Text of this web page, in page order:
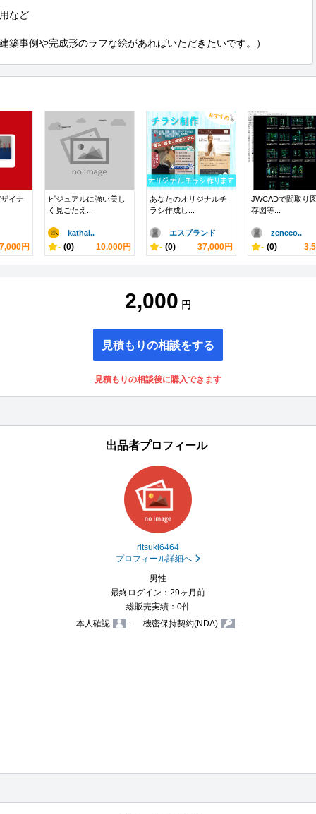
など
築事例や完成形のラフな絵があればいただきたいです。）
イナ
7,000円
ビジュアルに強い美し
く見ごたえ...
kathal..
- (0) 10,000円
あなたのオリジナルチ
ラシ作成し...
エスブランド
- (0) 37,000円
JWCADで間取り
存図等...
zeneco..
- (0)
2,000 円
見積もりの相談をする
見積もりの相談後に購入できます
出品者プロフィール
ritsuki6464
プロフィール詳細へ
男性
最終ログイン：29ヶ月前
総販売実績：0件
本人確認
- 機密保持契約(NDA) -